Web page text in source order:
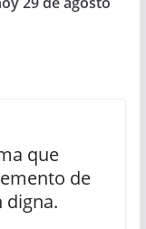
que
de
digna.